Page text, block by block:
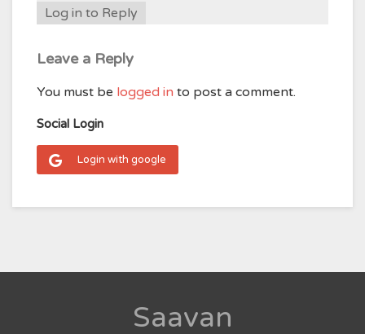
Log in to Reply
Leave a Reply
You must be logged in to post a comment.
Social Login
Login with google
Saavan